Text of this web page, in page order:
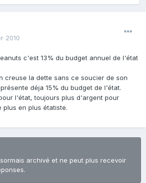
2010
c'est 13% du budget annuel de l'état
creuse la dette sans ce soucier de son
déja 15% du budget de l'état.
l'état, toujours plus d'argent pour
en plus étatiste.
archivé et ne peut plus recevoir